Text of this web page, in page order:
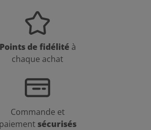
Points de fidélité à
chaque achat
Commande et
paiement sécurisés